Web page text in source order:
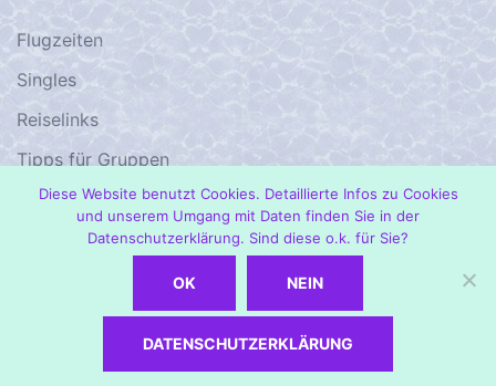
Flugzeiten
Singles
Reiselinks
Tipps für Gruppen
1001 – Damals…
bySydney
Diese Website benutzt Cookies. Detaillierte Infos zu Cookies
und unserem Umgang mit Daten finden Sie in der
Datenschutzerklärung. Sind diese o.k. für Sie?
OK NEIN
DATENSCHUTZERKLÄRUNG